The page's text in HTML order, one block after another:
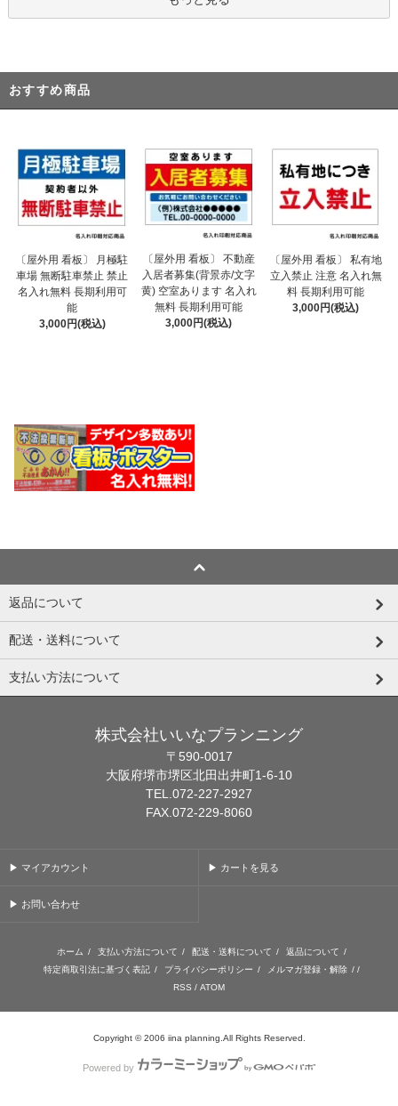
おすすめ商品
〔屋外用 看板〕 月極駐
車場 無断駐車禁止 禁止
名入れ無料 長期利用可
能
3,000円(税込)
〔屋外用 看板〕 不動産
入居者募集(背景赤/文字
黄) 空室あります 名入れ
無料 長期利用可能
3,000円(税込)
〔屋外用 看板〕 私有地
立入禁止 注意 名入れ無
料 長期利用可能
3,000円(税込)
返品について
配送・送料について
支払い方法について
株式会社いいなプランニング
〒590-0017
大阪府堺市堺区北田出井町1-6-10
TEL.072-227-2927
FAX.072-229-8060
▶ マイアカウント ▶ カートを見る
▶ お問い合わせ
ホーム / 支払い方法について / 配送・送料について / 返品について /
特定商取引法に基づく表記 / プライバシーポリシー / メルマガ登録・解除 / /
RSS / ATOM
Copyright © 2006 iina planning.All Rights Reserved.
Powered by